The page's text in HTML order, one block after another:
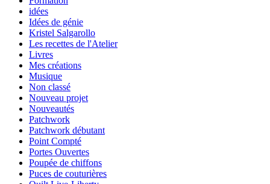
idées
Idées de génie
Kristel Salgarollo
Les recettes de l'Atelier
Livres
Mes créations
Musique
Non classé
Nouveau projet
Nouveautés
Patchwork
Patchwork débutant
Point Compté
Portes Ouvertes
Poupée de chiffons
Puces de couturières